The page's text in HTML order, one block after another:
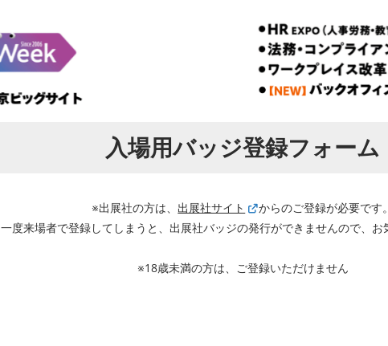
入場用バッジ登録フォーム
※出展社の方は、 出展社サイト
からのご登録が必要です。
一度来場者で登録してしまうと、出展社バッジの発行ができませんので、お
※18歳未満の方は、ご登録いただけません